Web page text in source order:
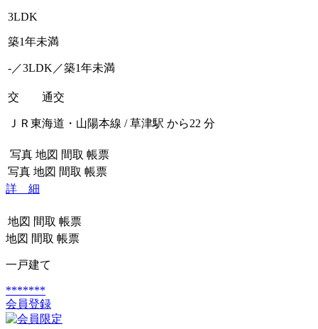
3LDK
築1年未満
-／3LDK／築1年未満
交 通交
ＪＲ東海道・山陽本線 / 草津駅 から22 分
写真 地図 間取 帳票
写真 地図 間取 帳票
詳 細
地図 間取 帳票
地図 間取 帳票
一戸建て
*******
会員登録